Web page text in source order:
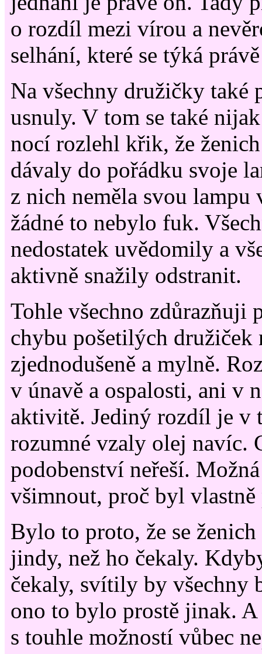
o rozdíl mezi vírou a
selhání, které se týká
Na všechny družičky také
usnuly. V tom se také
nocí rozlehl křik, že
dávaly do pořádku svoje
z nich neměla svou lampu
žádné to nebylo fuk.
nedostatek uvědomily a
aktivně snažily odstranit.
Tohle všechno zdůrazňuji
chybu pošetilých družiček
zjednodušeně a mylně.
v únavě a ospalosti, ani v
aktivitě. Jediný rozdíl je v
rozumné vzaly olej navíc.
podobenství neřeší.
všimnout, proč byl vlastně
Bylo to proto, že se
jindy, než ho čekaly.
čekaly, svítily by všechny
ono to bylo prostě jinak.
s touhle možností vůbec